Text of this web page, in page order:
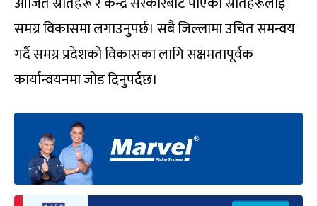
समग्र विकासमा लगाउनुपर्छ। सबै जिल्लामा उचित समन्वय
गर्दै समग्र प्रदेशको विकासका लागि सक्षमतापूर्वक
कार्यान्वयनमा जोड दिनुपर्दछ।